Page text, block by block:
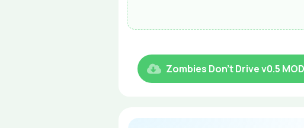
Zombies Don't Drive v0.5